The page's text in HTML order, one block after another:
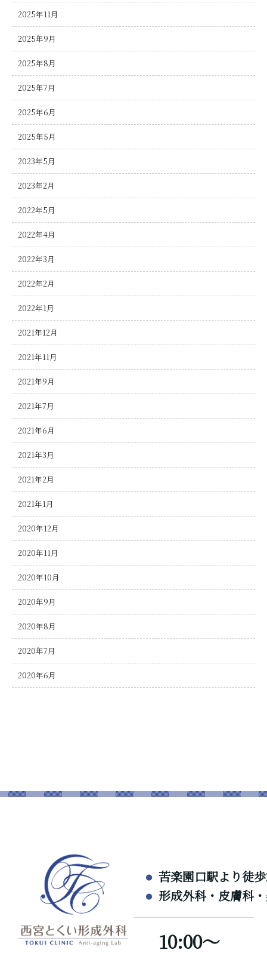
2025年11月
2025年9月
2025年8月
2025年7月
2025年6月
2025年5月
2023年5月
2023年2月
2022年5月
2022年4月
2022年3月
2022年2月
2022年1月
2021年12月
2021年11月
2021年9月
2021年7月
2021年6月
2021年3月
2021年2月
2021年1月
2020年12月
2020年11月
2020年10月
2020年9月
2020年8月
2020年7月
2020年6月
苦楽園口駅より徒
形成外科・皮膚科
10:00～